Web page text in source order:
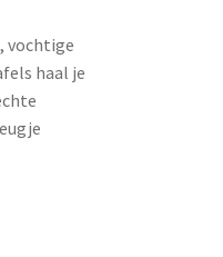
vochtige
haal je